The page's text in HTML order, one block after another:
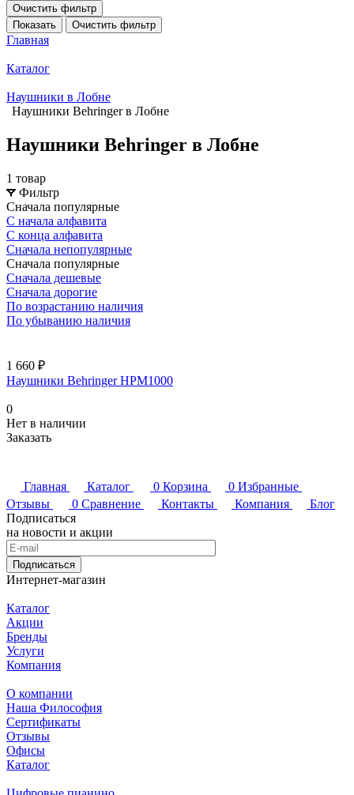
Очистить фильтр
Показать
Очистить фильтр
Главная
Каталог
Наушники в Лобне
Наушники Behringer в Лобне
Наушники Behringer в Лобне
1 товар
Фильтр
Сначала популярные
С начала алфавита
С конца алфавита
Сначала непопулярные
Сначала популярные
Сначала дешевые
Сначала дорогие
По возрастанию наличия
По убыванию наличия
1 660 ₽
Наушники Behringer HPM1000
0
Нет в наличии
Заказать
Главная Каталог 0 Корзина 0 Избранные
Отзывы
0 Сравнение Контакты Компания
Блог
Подписаться
на новости и акции
Подписаться
Интернет-магазин
Каталог
Акции
Бренды
Услуги
Компания
О компании
Наша Философия
Сертификаты
Отзывы
Офисы
Каталог